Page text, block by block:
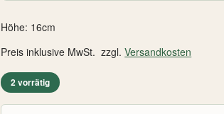
Höhe: 16cm
Preis inklusive MwSt. zzgl.Versandkosten
2 vorrätig